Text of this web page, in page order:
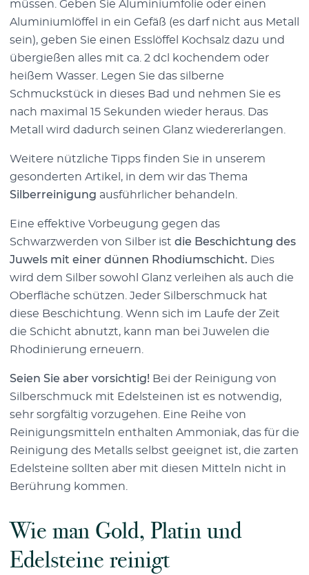
müssen. Geben Sie Aluminiumfolie oder einen
Aluminiumlöffel in ein Gefäß (es darf nicht aus Metall
sein), geben Sie einen Esslöffel Kochsalz dazu und
übergießen alles mit ca. 2 dcl kochendem oder
heißem Wasser. Legen Sie das silberne
Schmuckstück in dieses Bad und nehmen Sie es
nach maximal 15 Sekunden wieder heraus. Das
Metall wird dadurch seinen Glanz wiedererlangen.
Weitere nützliche Tipps finden Sie in unserem
gesonderten Artikel, in dem wir das Thema
Silberreinigung ausführlicher behandeln.
Eine effektive Vorbeugung gegen das
Schwarzwerden von Silber ist die Beschichtung des
Juwels mit einer dünnen Rhodiumschicht. Dies
wird dem Silber sowohl Glanz verleihen als auch die
Oberfläche schützen. Jeder Silberschmuck hat
diese Beschichtung. Wenn sich im Laufe der Zeit
die Schicht abnutzt, kann man bei Juwelen die
Rhodinierung erneuern.
Seien Sie aber vorsichtig! Bei der Reinigung von
Silberschmuck mit Edelsteinen ist es notwendig,
sehr sorgfältig vorzugehen. Eine Reihe von
Reinigungsmitteln enthalten Ammoniak, das für die
Reinigung des Metalls selbst geeignet ist, die zarten
Edelsteine sollten aber mit diesen Mitteln nicht in
Berührung kommen.
Wie man Gold, Platin und
Edelsteine reinigt